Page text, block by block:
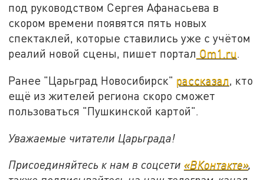
под руководством Сергея Афанасьева в
скором времени появятся пять новых
спектаклей, которые ставились уже с учётом
реалий новой сцены, пишет портал Оm1.ru.
Ранее "Царьград Новосибирск" рассказал, кто
ещё из жителей региона скоро сможет
пользоваться "Пушкинской картой".
Уважаемые читатели Царьграда!
Присоединяйтесь к нам в соцсети «ВКонтакте»,